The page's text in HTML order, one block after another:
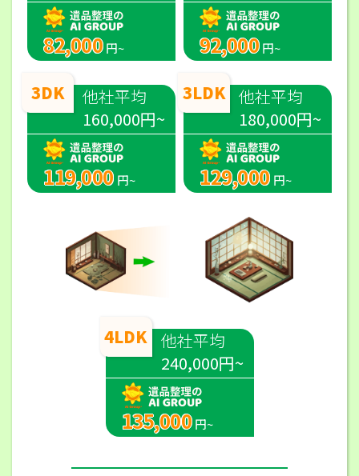
82,000 円~
3DK
他社平均
160,000円~
119,000 円~
4LDK 他社平均
240,000円~
135,000 円~
92,000 円~
3LDK 他社平均
180,000円~
129,000 円~